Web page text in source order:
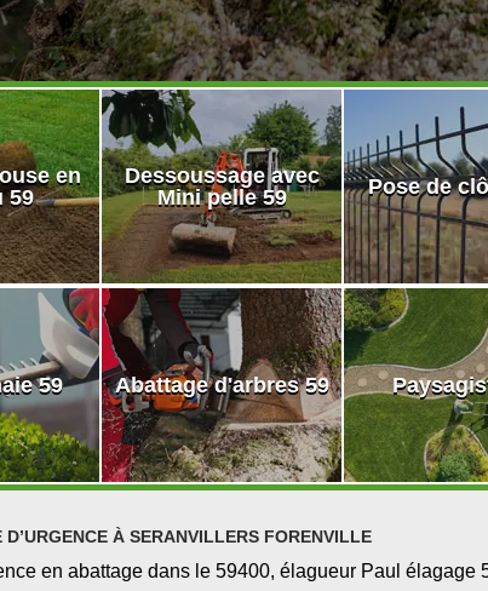
en
59
Dessoussage avec
Mini pelle 59
Pose de
59 Abattage d'arbres 59
D’URGENCE À SERANVILLERS FORENVILLE
en abattage dans le 59400, élagueur Paul élagage